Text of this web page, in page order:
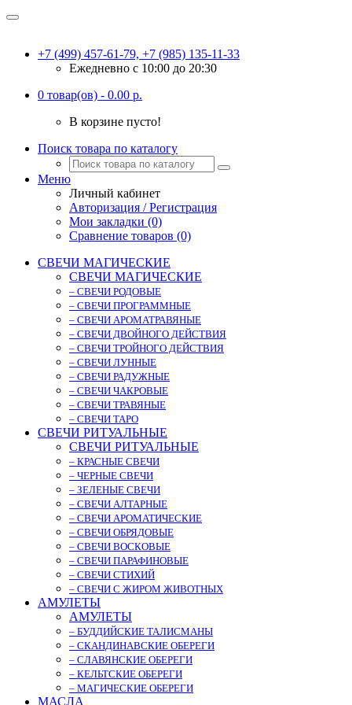
+7 (499) 457-61-79, +7 (985) 135-11-33
Ежедневно c 10:00 до 20:30
0 товар(ов) - 0.00 р.
В корзине пусто!
Поиск товара по каталогу
Меню
Личный кабинет
Авторизация / Регистрация
Мои закладки (0)
Сравнение товаров (0)
СВЕЧИ МАГИЧЕСКИЕ
СВЕЧИ МАГИЧЕСКИЕ
– СВЕЧИ РОДОВЫЕ
– СВЕЧИ ПРОГРАММНЫЕ
– СВЕЧИ АРОМАТРАВЯНЫЕ
– СВЕЧИ ДВОЙНОГО ДЕЙСТВИЯ
– СВЕЧИ ТРОЙНОГО ДЕЙСТВИЯ
– СВЕЧИ ЛУННЫЕ
– СВЕЧИ РАДУЖНЫЕ
– СВЕЧИ ЧАКРОВЫЕ
– СВЕЧИ ТРАВЯНЫЕ
– СВЕЧИ ТАРО
СВЕЧИ РИТУАЛЬНЫЕ
СВЕЧИ РИТУАЛЬНЫЕ
– КРАСНЫЕ СВЕЧИ
– ЧЕРНЫЕ СВЕЧИ
– ЗЕЛЕНЫЕ СВЕЧИ
– СВЕЧИ АЛТАРНЫЕ
– СВЕЧИ АРОМАТИЧЕСКИЕ
– СВЕЧИ ОБРЯДОВЫЕ
– СВЕЧИ ВОСКОВЫЕ
– СВЕЧИ ПАРАФИНОВЫЕ
– СВЕЧИ СТИХИЙ
– СВЕЧИ С ЖИРОМ ЖИВОТНЫХ
АМУЛЕТЫ
АМУЛЕТЫ
– БУДДИЙСКИЕ ТАЛИСМАНЫ
– СКАНДИНАВСКИЕ ОБЕРЕГИ
– СЛАВЯНСКИЕ ОБЕРЕГИ
– КЕЛЬТСКИЕ ОБЕРЕГИ
– МАГИЧЕСКИЕ ОБЕРЕГИ
МАСЛА